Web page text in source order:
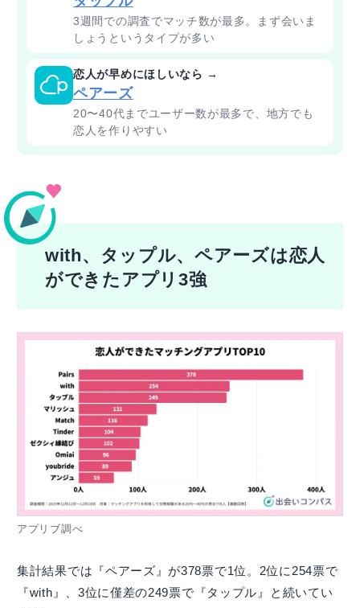
3週間での調査でマッチ数が最多。まず会いま
しょうというタイプが多い
恋人が早めにほしいなら →
ペアーズ
20〜40代までユーザー数が最多で、地方でも
恋人を作りやすい
with、タップル、ペアーズは恋人
ができたアプリ3強
アプリブ調べ
集計結果では『ペアーズ』が378票で1位。2位に254票で
『with』、3位に僅差の249票で『タップル』と続いてい